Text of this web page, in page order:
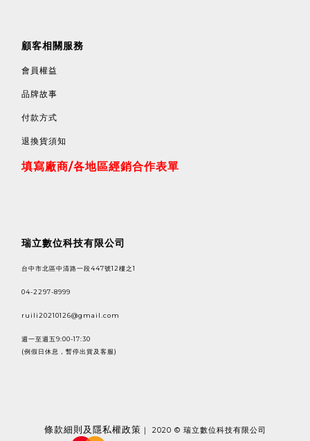
顧客相關服務
會員權益
品牌故事
付款方式
退換貨須知
填寫廠商/各地區經銷合作表單
瑞立數位科技有限公司
台中市北區中清路一段447號12樓之1
04-2297-8999
ruili20210126@gmail.com
週一至週五9:00-17:30
(例假日休息，暫停出貨及客服)
條款細則及隱私權政策 ｜ 2020 © 瑞立數位科技有限公司